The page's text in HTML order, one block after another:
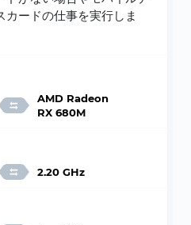
ードの仕事を実行しま
AMD Radeon
RX 680M
2.20 GHz